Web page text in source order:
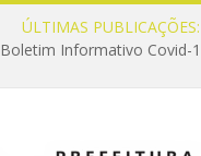
ÚLTIMAS PUBLICAÇÕES:
Boletim Informativo Covid-